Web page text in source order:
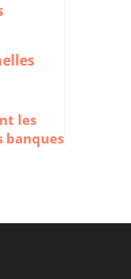
les
banques